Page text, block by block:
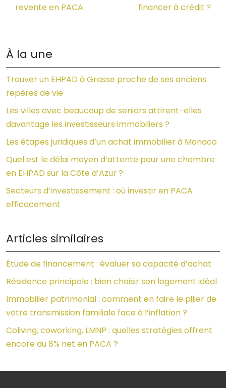
revente en PACA
financer à crédit ?
À la une
Trouver un EHPAD à Grasse proche de ses anciens
repères de vie
Les villes avec beaucoup de seniors attirent-elles
davantage les investisseurs immobiliers ?
Les étapes juridiques d’un achat immobilier à Monaco
Quel est le délai moyen d’attente pour une chambre
en EHPAD sur la Côte d’Azur ?
Secteurs d’investissement : où investir en PACA
efficacement
Articles similaires
Étude de financement : évaluer sa capacité d’achat
Résidence principale : bien choisir son logement idéal
Immobilier patrimonial : comment en faire le pilier de
votre transmission familiale face à l’inflation ?
Coliving, coworking, LMNP : quelles stratégies offrent
encore du 8% net en PACA ?